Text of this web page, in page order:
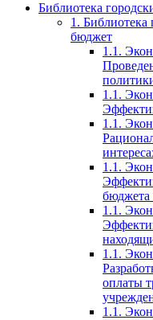
Библиотека
1. Библиотека
бюджет
1.1.
1.1.
1.1.
1.1.
бюджета
1.1.
1.1.
оплаты
1.1.